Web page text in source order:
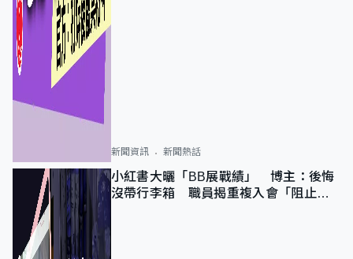
新聞資訊 新聞熱話
小紅書大曬「BB展戰績」 博主：後悔
沒帶行李箱 職員揭重複入會「阻止唔